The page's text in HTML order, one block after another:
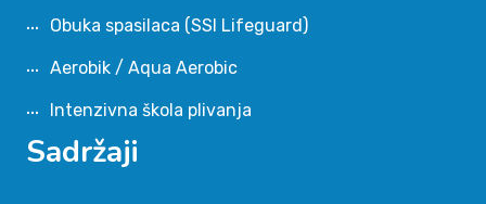
Obuka spasilaca (SSI Lifeguard)
Aerobik / Aqua Aerobic
Intenzivna škola plivanja
Sadržaji